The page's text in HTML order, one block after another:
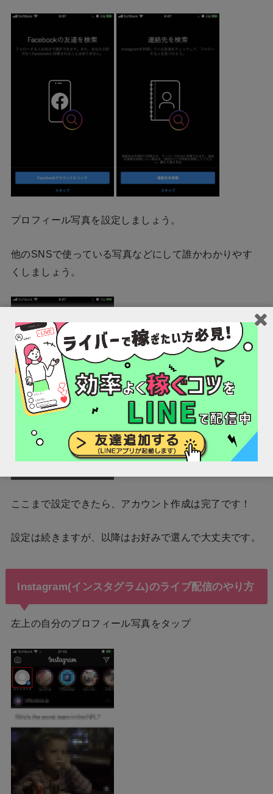
プロフィール写真を設定しましょう。
他のSNSで使っている写真などにして誰かわかりやす
くしましょう。
ここまで設定できたら、アカウント作成は完了です！
設定は続きますが、以降はお好みで選んで大丈夫です。
Instagram(インスタグラム)のライブ配信のやり方
左上の自分のプロフィール写真をタップ